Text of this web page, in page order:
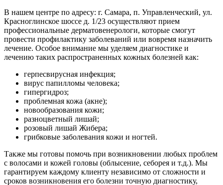
В нашем центре по адресу: г. Самара, п. Управленческий, ул.
Красноглинское шоссе д. 1/23 осуществляют прием
профессиональные дерматовенерологи, которые смогут
провести профилактику заболеваний или вовремя назначить
лечение. Особое внимание мы уделяем диагностике и
лечению таких распространенных кожных болезней как:
герпесвирусная инфекция;
вирус папилломы человека;
гипергидроз;
проблемная кожа (акне);
новообразования кожи;
разноцветный лишай;
розовый лишай Жибера;
грибковые заболевания кожи и ногтей.
Также мы готовы помочь при возникновении любых проблем
с волосами и кожей головы (облысение, себорея и т.д.). Мы
гарантируем каждому клиенту независимо от сложности и
сроков возникновения его болезни точную диагностику,